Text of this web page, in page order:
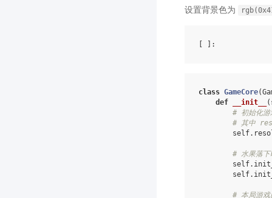
设置背景色为
class GameCore(
def
__init__ (
# 初始化
# 其中
self.
# 水果落
self.
self.
# 本局游戏